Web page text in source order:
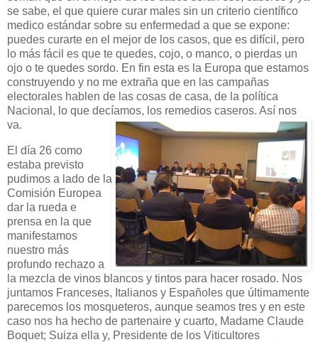
se sabe, el que quiere curar males sin un criterio científico
medico estándar sobre su enfermedad a que se expone:
puedes curarte en el mejor de los casos, que es difícil, pero
lo más fácil es que te quedes, cojo, o manco, o pierdas un
ojo o te quedes sordo. En fin esta es la Europa que estamos
construyendo y no me extraña que en las campañas
electorales hablen de las cosas de casa, de la política
Nacional, lo que decíamos, los remedios caseros. Así nos
va.
El día 26 como
estaba previsto
pudimos a lado de la
Comisión Europea
dar la rueda e
prensa en la que
manifestamos
nuestro más
profundo rechazo a
la mezcla de vinos blancos y tintos para hacer rosado. Nos
juntamos Franceses, Italianos y Españoles que últimamente
parecemos los mosqueteros, aunque seamos tres y en este
caso nos ha hecho de partenaire y cuarto, Madame Claude
Boquet; Suiza ella y, Presidente de los Viticultores